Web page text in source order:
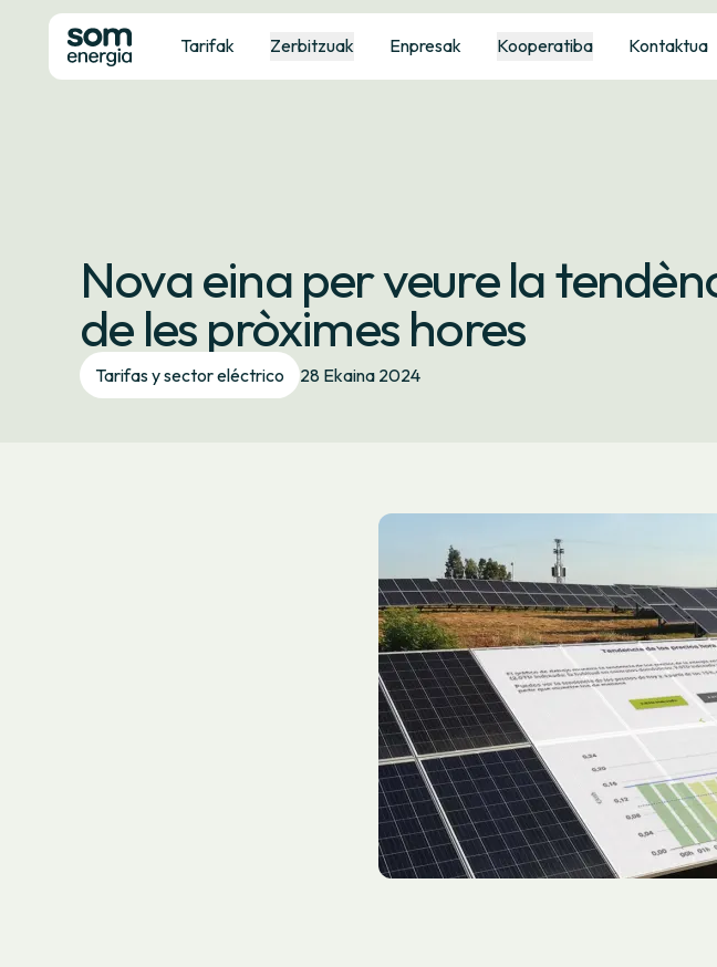
Tarifak Zerbitzuak Enpresak Kooperatiba Kontaktua
Nova eina per veure la
de les pròximes hores
Tarifas y sector eléctrico 28 Ekaina 2024